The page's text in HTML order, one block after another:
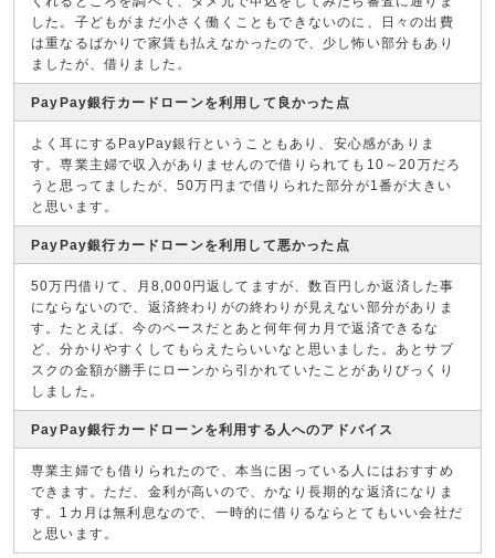
した。子どもがまだ小さく働くこともできないのに、日々の出費
は重なるばかりで家賃も払えなかったので、少し怖い部分もあり
ましたが、借りました。
PayPay銀行カードローンを利用して良かった点
よく耳にするPayPay銀行ということもあり、安心感がありま
す。専業主婦で収入がありませんので借りられても10～20万だろ
うと思ってましたが、50万円まで借りられた部分が1番が大きい
と思います。
PayPay銀行カードローンを利用して悪かった点
50万円借りて、月8,000円返してますが、数百円しか返済した事
にならないので、返済終わりがの終わりが見えない部分がありま
す。たとえば、今のペースだとあと何年何カ月で返済できるな
ど、分かりやすくしてもらえたらいいなと思いました。あとサブ
スクの金額が勝手にローンから引かれていたことがありびっくり
しました。
PayPay銀行カードローンを利用する人へのアドバイス
専業主婦でも借りられたので、本当に困っている人にはおすすめ
できます。ただ、金利が高いので、かなり長期的な返済になりま
す。1カ月は無利息なので、一時的に借りるならとてもいい会社だ
と思います。